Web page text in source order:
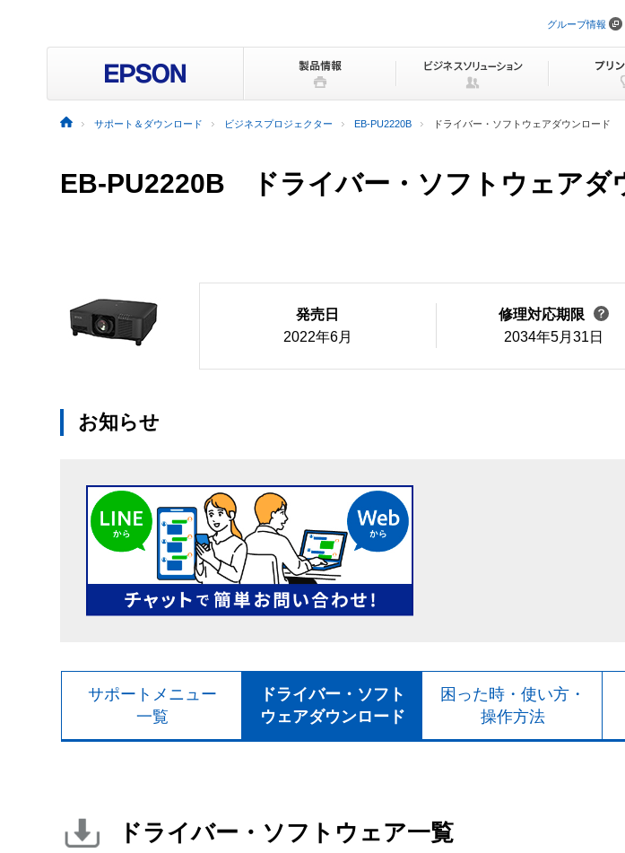
ビ
ョ
プ
グループ情報
サポート＆ダウンロード ビジネスプロジェクター EB-PU2220B ドライバー・ソフトウェアダウンロード
EB-PU2220B ドライバー・ソフトウェアダ
発売日
2022年6月
修理対応期限
2034年5月31日
お知らせ
サポートメニュー
一覧
ドライバー・ソフト
ウェアダウンロード
困った時・使い方・
操作方法
ドライバー・ソフトウェア一覧